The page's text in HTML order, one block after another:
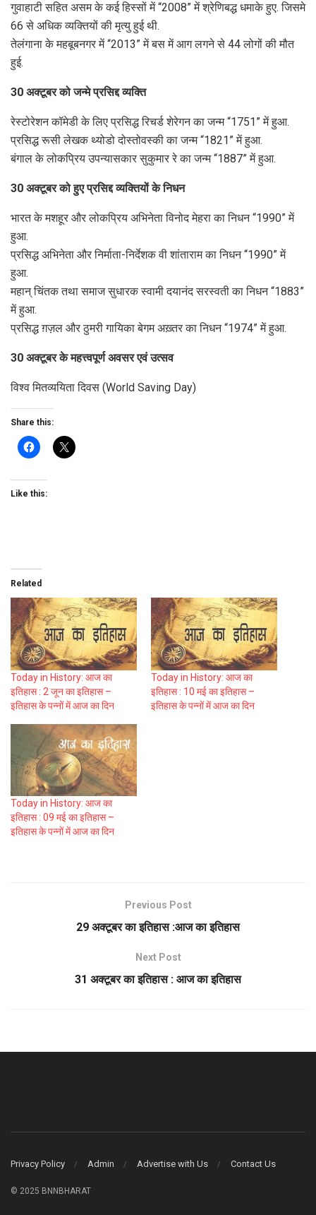
गुवाहाटी सहित असम के कई हिस्सों में “2008” में श्रेणिबद्ध धमाके हुए. जिसमे
66 से अधिक व्यक्तियों की मृत्यु हुई थी.
तेलंगाना के महबूबनगर में “2013” में बस में आग लगने से 44 लोगों की मौत
हुई.
30 अक्टूबर को जन्मे प्रसिद्द व्यक्ति
रेस्टोरेशन कॉमेडी के लिए प्रसिद्ध रिचर्ड शेरेगन का जन्म “1751” में हुआ.
प्रसिद्ध रूसी लेखक थ्योडो दोस्तोवस्की का जन्म “1821” में हुआ.
बंगाल के लोकप्रिय उपन्यासकार सुकुमार रे का जन्म “1887” में हुआ.
30 अक्टूबर को हुए प्रसिद्द व्यक्तियों के निधन
भारत के मशहूर और लोकप्रिय अभिनेता विनोद मेहरा का निधन “1990” में
हुआ.
प्रसिद्ध अभिनेता और निर्माता-निर्देशक वी शांताराम का निधन “1990” में
हुआ.
महान् चिंतक तथा समाज सुधारक स्वामी दयानंद सरस्वती का निधन “1883”
में हुआ.
प्रसिद्ध ग़ज़ल और ठुमरी गायिका बेगम अख़्तर का निधन “1974” में हुआ.
30 अक्टूबर के महत्त्वपूर्ण अवसर एवं उत्सव
विश्व मितव्ययिता दिवस (World Saving Day)
Share this:
Like this:
Related
Today in History: आज का
इतिहास : 2 जून का इतिहास –
इतिहास के पन्नों में आज का दिन
Today in History: आज का
इतिहास : 10 मई का इतिहास –
इतिहास के पन्नों में आज का दिन
Today in History: आज का
इतिहास : 09 मई का इतिहास –
इतिहास के पन्नों में आज का दिन
Previous Post
29 अक्टूबर का इतिहास :आज का इतिहास
Next Post
31 अक्टूबर का इतिहास : आज का इतिहास
Privacy Policy Admin Advertise with Us Contact Us
© 2025 BNNBHARAT